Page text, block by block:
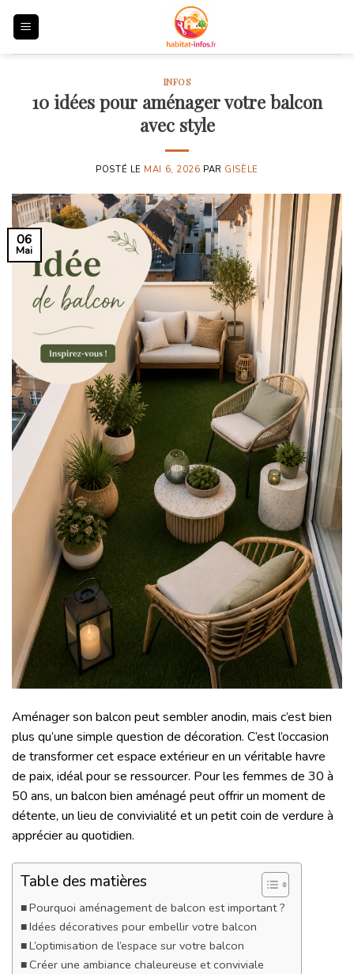
INFOS
10 idées pour aménager votre balcon
avec style
POSTÉ LE MAI 6, 2026 PAR GISÈLE
06
Mai
Aménager son balcon peut sembler anodin, mais c’est bien
plus qu’une simple question de décoration. C’est l’occasion
de transformer cet espace extérieur en un véritable havre
de paix, idéal pour se ressourcer. Pour les femmes de 30 à
50 ans, un balcon bien aménagé peut offrir un moment de
détente, un lieu de convivialité et un petit coin de verdure à
apprécier au quotidien.
Table des matières
Pourquoi aménagement de balcon est important ?
Idées décoratives pour embellir votre balcon
L’optimisation de l’espace sur votre balcon
Créer une ambiance chaleureuse et conviviale